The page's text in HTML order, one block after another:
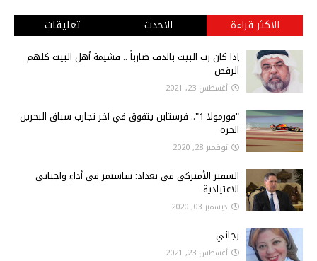
الاكثر قراءة الاحدث تعليقات
إذا كان رب البيت بالدف ضارباً .. فشيمة أهل البيت كلهم
الرقص
أغسطس 23, 2021
"فورمولا 1".. فرستابن يتفوق في آخر تجارب سباق البحرين
الحرة
نوفمبر 28, 2020
السفير الأميركي في بغداد: ساستمر في أداءِ واجباتي
الاعتيادية
ديسمبر 03, 2020
رجائي
أغسطس 23, 2021